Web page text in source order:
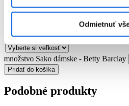
Odmietnuť
množstvo Sako dámske - Betty Barclay
Pridať do košíka
Podobné produkty